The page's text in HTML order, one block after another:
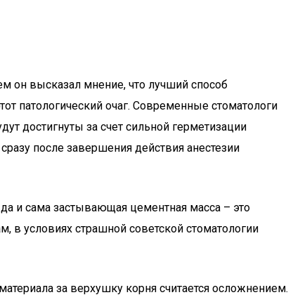
он высказал мнение, что лучший способ
патологический очаг. Современные стоматологи
достигнуты за счет сильной герметизации
после завершения действия анестезии
и сама застывающая цементная масса – это
в условиях страшной советской стоматологии
за верхушку корня считается осложнением.